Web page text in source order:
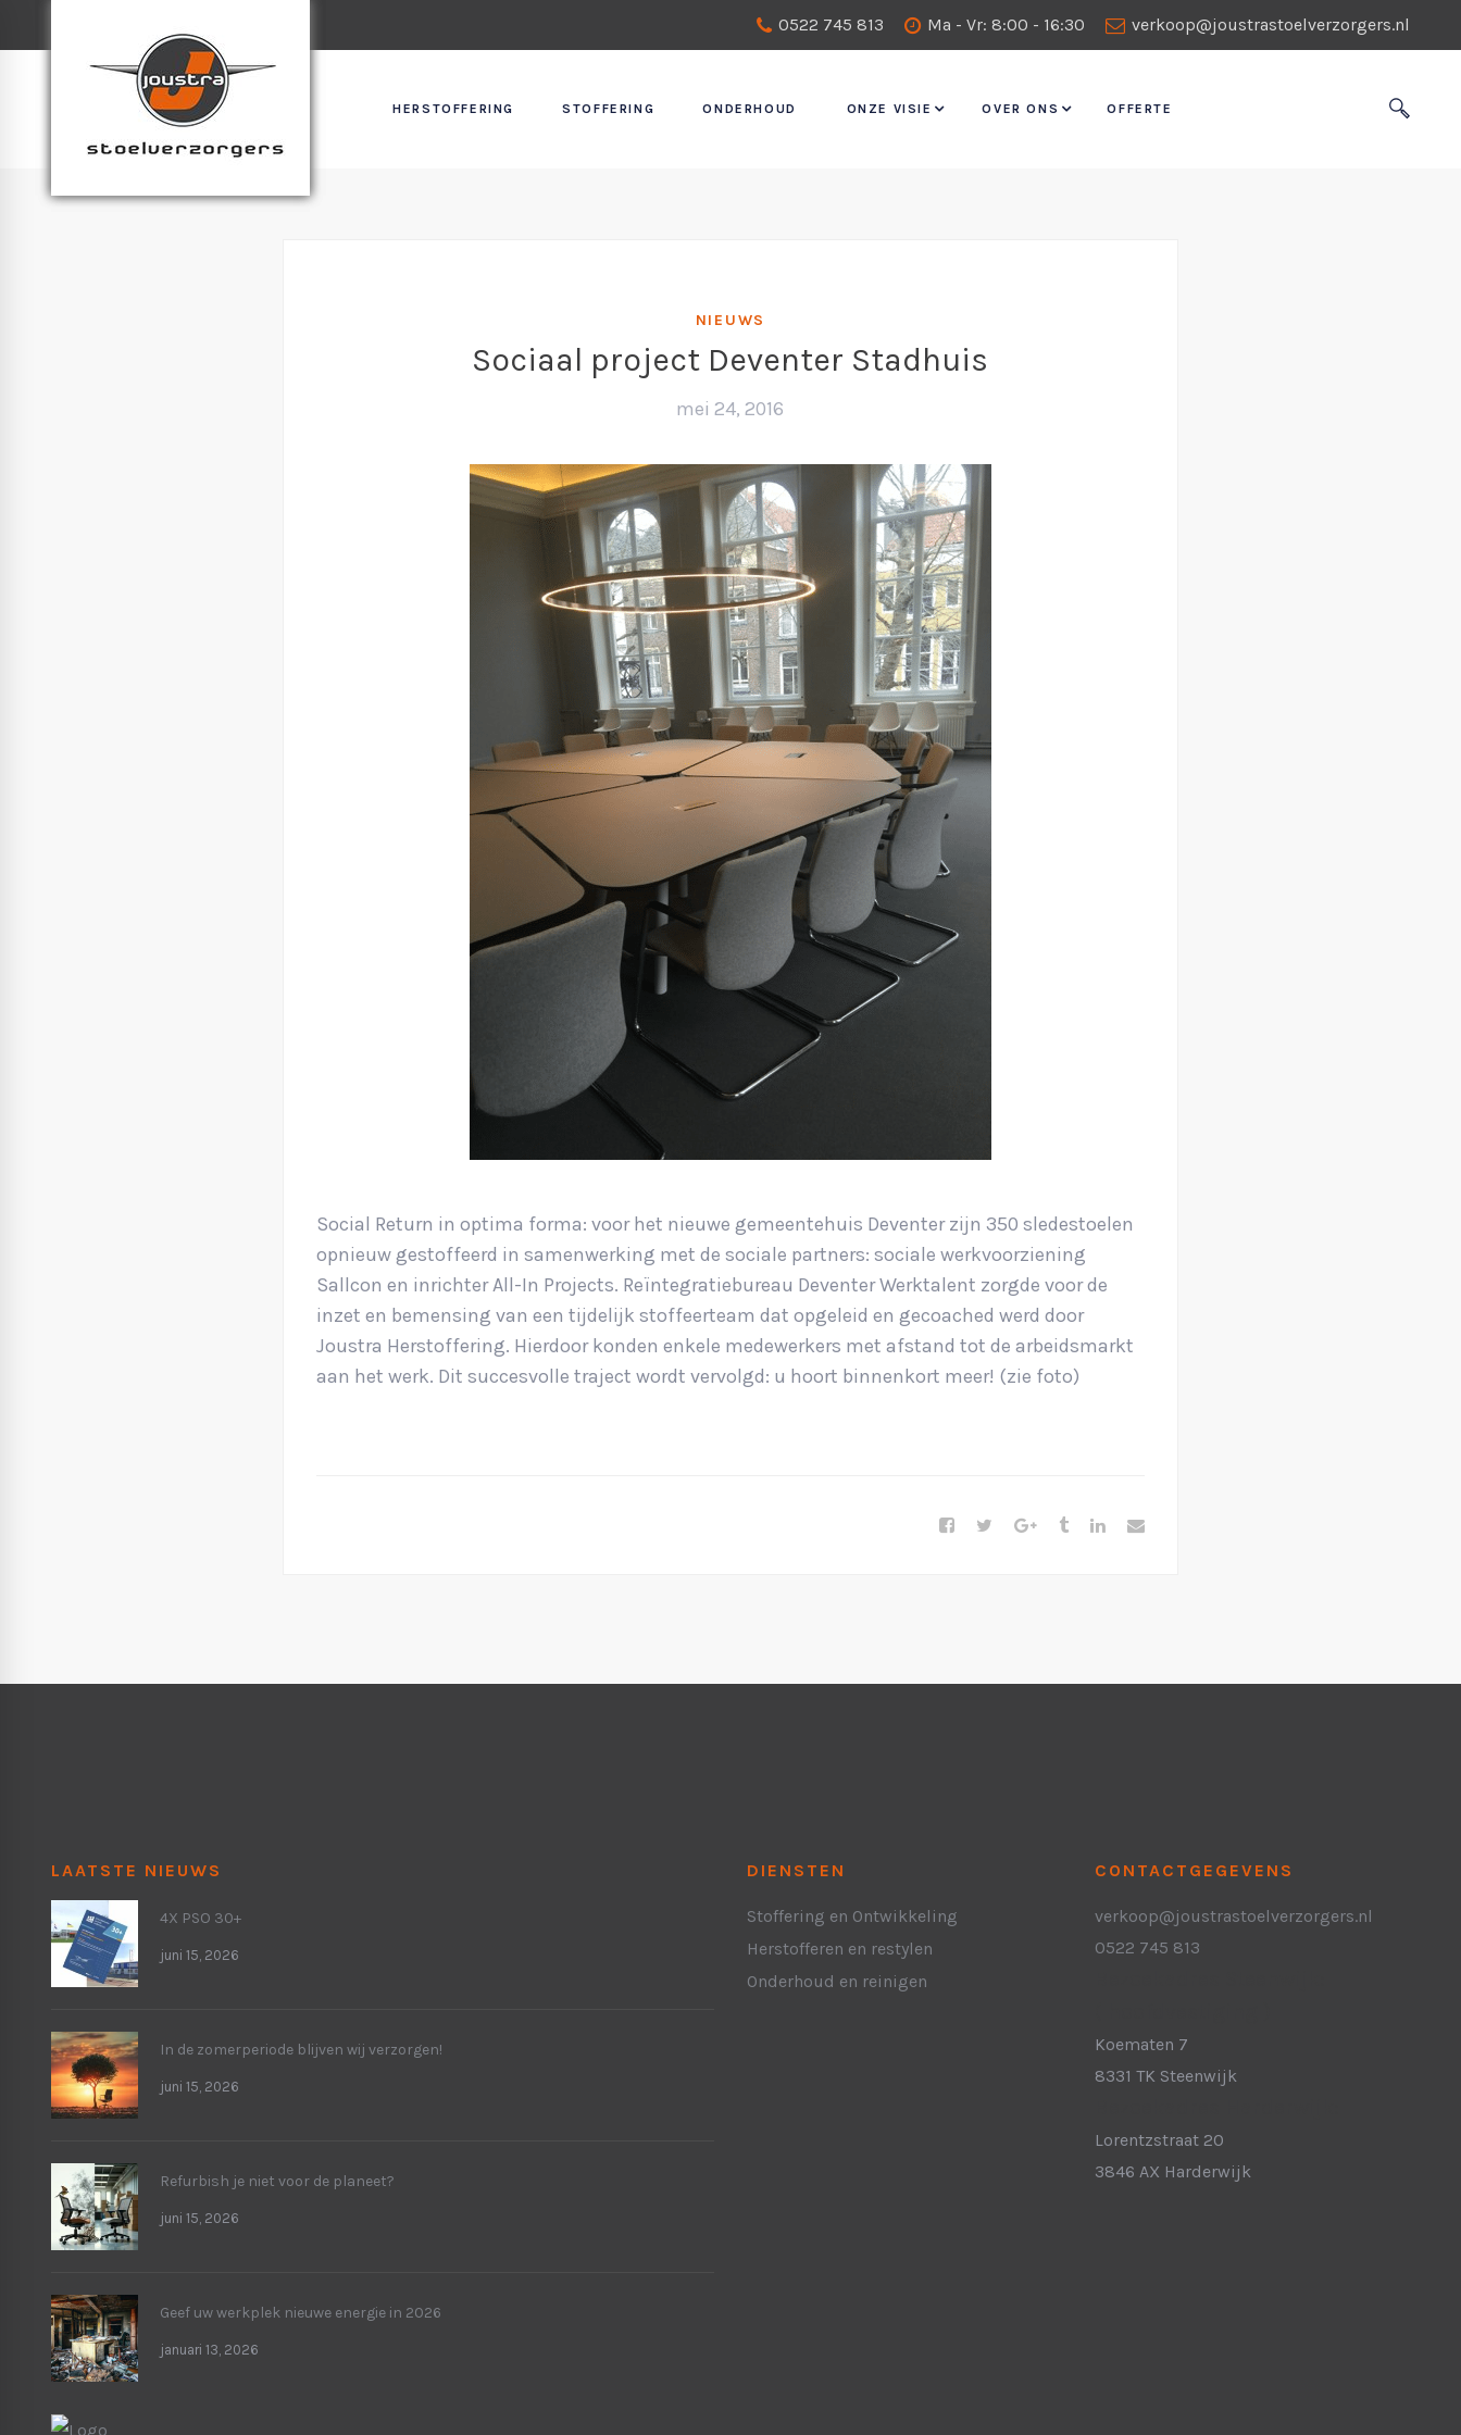
0522 745 813 Ma - Vr: 8:00 - 16:30 verkoop@joustrastoelverzorgers.nl
HERSTOFFERING STOFFERING ONDERHOUD ONZE VISIE OVER ONS OFFERTE
NIEUWS
Sociaal project Deventer Stadhuis
mei 24, 2016
Social Return in optima forma: voor het nieuwe gemeentehuis Deventer zijn 350 sledestoelen
opnieuw gestoffeerd in samenwerking met de sociale partners: sociale werkvoorziening
Sallcon en inrichter All-In Projects. Reïntegratiebureau Deventer Werktalent zorgde voor de
inzet en bemensing van een tijdelijk stoffeerteam dat opgeleid en gecoached werd door
Joustra Herstoffering. Hierdoor konden enkele medewerkers met afstand tot de arbeidsmarkt
aan het werk. Dit succesvolle traject wordt vervolgd: u hoort binnenkort meer! (zie foto)
LAATSTE NIEUWS
4X PSO 30+
juni 15, 2026
In de zomerperiode blijven wij verzorgen!
juni 15, 2026
Refurbish je niet voor de planeet?
juni 15, 2026
Geef uw werkplek nieuwe energie in 2026
januari 13, 2026
DIENSTEN
Stoffering en Ontwikkeling
Herstofferen en restylen
Onderhoud en reinigen
CONTACTGEGEVENS
verkoop@joustrastoelverzorgers.nl
0522 745 813
Koematen 7
8331 TK Steenwijk
Lorentzstraat 20
3846 AX Harderwijk